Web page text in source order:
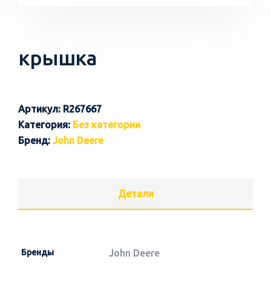
крышка
Артикул: R267667
Категория: Без категории
Бренд: John Deere
Детали
Бренды John Deere